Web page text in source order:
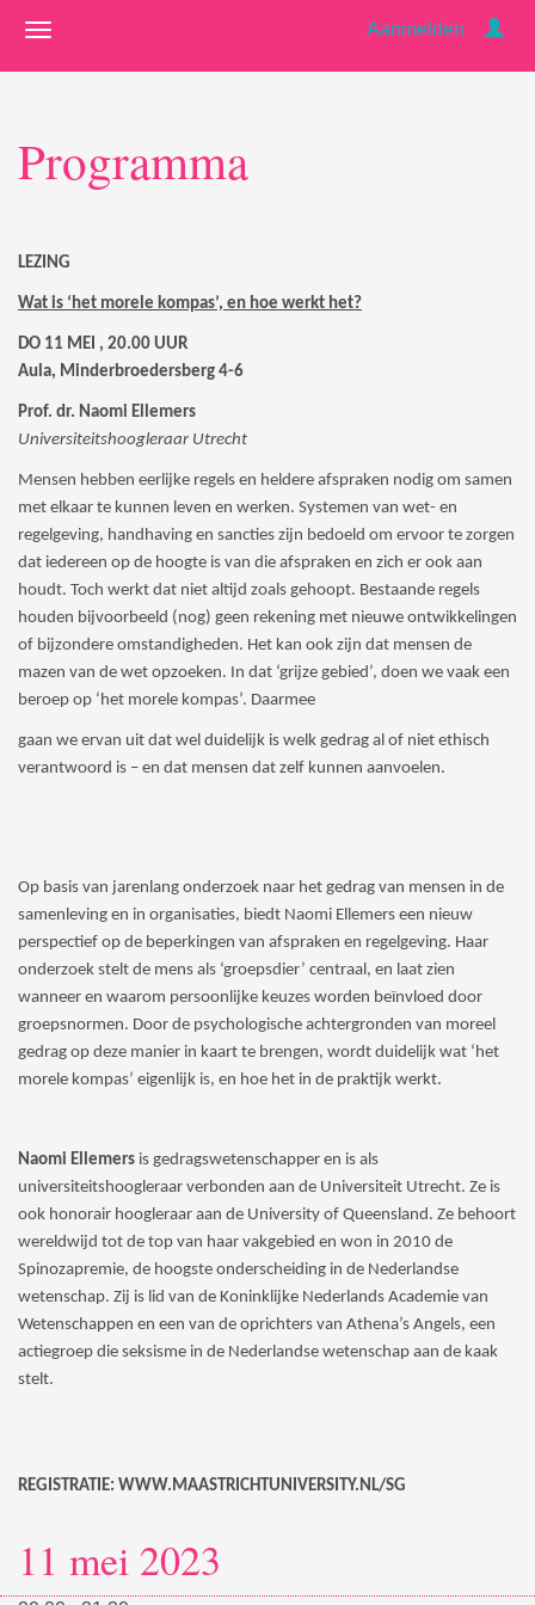
Aanmelden
Programma
LEZING
Wat is ‘het morele kompas’, en hoe werkt het?
DO 11 MEI , 20.00 UUR
Aula, Minderbroedersberg 4-6
Prof. dr. Naomi Ellemers
Universiteitshoogleraar Utrecht
Mensen hebben eerlijke regels en heldere afspraken nodig om samen
met elkaar te kunnen leven en werken. Systemen van wet- en
regelgeving, handhaving en sancties zijn bedoeld om ervoor te zorgen
dat iedereen op de hoogte is van die afspraken en zich er ook aan
houdt. Toch werkt dat niet altijd zoals gehoopt. Bestaande regels
houden bijvoorbeeld (nog) geen rekening met nieuwe ontwikkelingen
of bijzondere omstandigheden. Het kan ook zijn dat mensen de
mazen van de wet opzoeken. In dat ‘grijze gebied’, doen we vaak een
beroep op ‘het morele kompas’. Daarmee
gaan we ervan uit dat wel duidelijk is welk gedrag al of niet ethisch
verantwoord is – en dat mensen dat zelf kunnen aanvoelen.
Op basis van jarenlang onderzoek naar het gedrag van mensen in de
samenleving en in organisaties, biedt Naomi Ellemers een nieuw
perspectief op de beperkingen van afspraken en regelgeving. Haar
onderzoek stelt de mens als ‘groepsdier’ centraal, en laat zien
wanneer en waarom persoonlijke keuzes worden beïnvloed door
groepsnormen. Door de psychologische achtergronden van moreel
gedrag op deze manier in kaart te brengen, wordt duidelijk wat ‘het
morele kompas’ eigenlijk is, en hoe het in de praktijk werkt.
Naomi Ellemers is gedragswetenschapper en is als
universiteitshoogleraar verbonden aan de Universiteit Utrecht. Ze is
ook honorair hoogleraar aan de University of Queensland. Ze behoort
wereldwijd tot de top van haar vakgebied en won in 2010 de
Spinozapremie, de hoogste onderscheiding in de Nederlandse
wetenschap. Zij is lid van de Koninklijke Nederlands Academie van
Wetenschappen en een van de oprichters van Athena’s Angels, een
actiegroep die seksisme in de Nederlandse wetenschap aan de kaak
stelt.
REGISTRATIE: WWW.MAASTRICHTUNIVERSITY.NL/SG
11 mei 2023